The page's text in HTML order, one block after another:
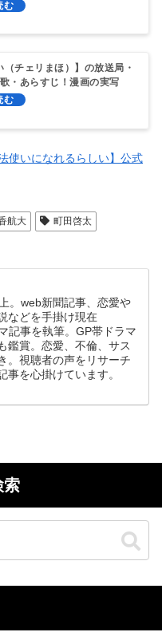
（チェリまほ）】の放送局・
・あらすじ！漫画の実写
使いになれるらしい】公式
航大
町田啓太
。web新聞記事、恋愛や
などを手掛け現在
記事を執筆。GP帯ドラマ
鑑賞。恋愛、不倫、サス
。視聴者の声をリサーチ
事を心掛けています。
索